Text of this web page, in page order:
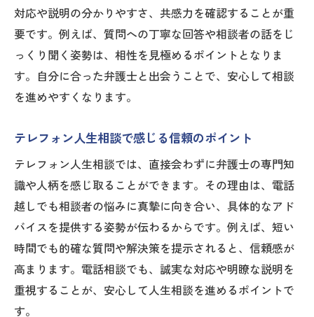
対応や説明の分かりやすさ、共感力を確認することが重
要です。例えば、質問への丁寧な回答や相談者の話をじ
っくり聞く姿勢は、相性を見極めるポイントとなりま
す。自分に合った弁護士と出会うことで、安心して相談
を進めやすくなります。
テレフォン人生相談で感じる信頼のポイント
テレフォン人生相談では、直接会わずに弁護士の専門知
識や人柄を感じ取ることができます。その理由は、電話
越しでも相談者の悩みに真摯に向き合い、具体的なアド
バイスを提供する姿勢が伝わるからです。例えば、短い
時間でも的確な質問や解決策を提示されると、信頼感が
高まります。電話相談でも、誠実な対応や明瞭な説明を
重視することが、安心して人生相談を進めるポイントで
す。